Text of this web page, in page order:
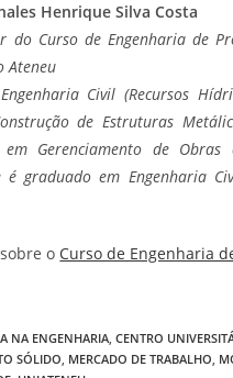
Henrique Silva Costa
do Curso de Engenhariade
Ateneu
Civil (Recursos
de Estruturas
em Gerenciamento de Obras
é graduado em Engenharia
o Curso de Engenharia
NA ENGENHARIA, CENTRO
SÓLIDO, MERCADO DE TRABALHO,